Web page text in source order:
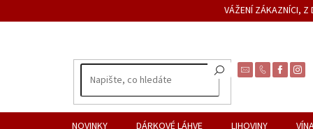
na
VÁŽENÍ ZÁKAZNÍCI, Z
NOVINKY DÁRKOVÉ LÁHVE LIHOVINY